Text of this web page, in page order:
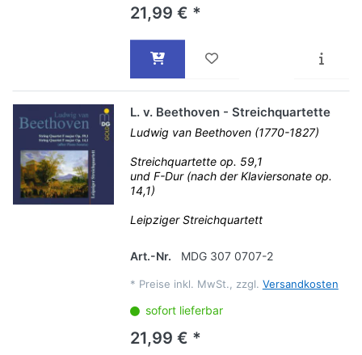
21,99 € *
L. v. Beethoven - Streichquartette
Ludwig van Beethoven (1770-1827)
Streichquartette op. 59,1
und F-Dur (nach der Klaviersonate op.
14,1)
Leipziger Streichquartett
Art.-Nr. MDG 307 0707-2
* Preise inkl. MwSt., zzgl. Versandkosten
sofort lieferbar
21,99 € *